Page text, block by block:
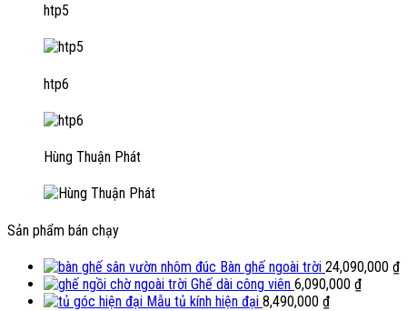
htp5
htp6
Hùng Thuận Phát
Sản phẩm bán chạy
Bàn ghế ngoài trời 24,090,000 ₫
Ghế dài công viên 6,090,000 ₫
Mẫu tủ kính hiện đại 8,490,000 ₫